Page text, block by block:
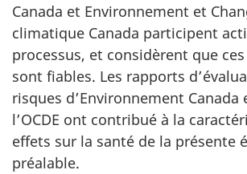
Canada et Environnement et
climatique Canada participent
processus, et considèrent que
sont fiables. Les rapports
risques d’Environnement Canada
l’OCDE ont contribué à la
effets sur la santé de la présente
préalable.